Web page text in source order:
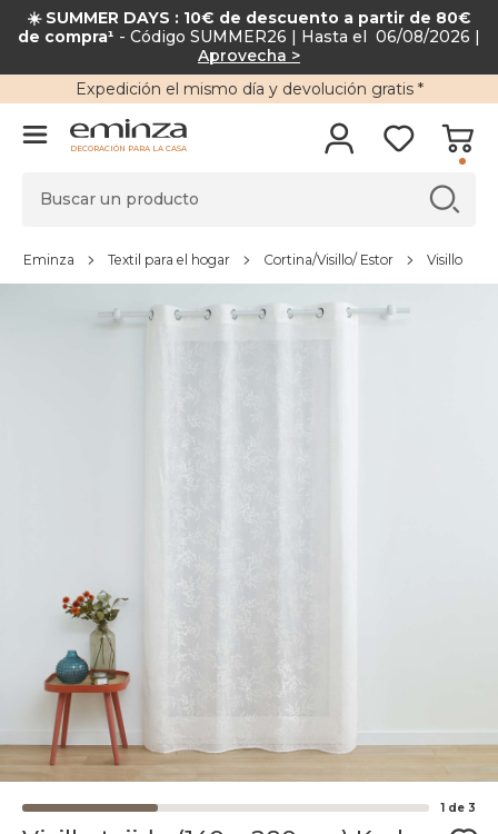
☀️ SUMMER DAYS : 10€ de descuento a partir de 80€
de compra¹ - Código SUMMER26 | Hasta el 06/08/2026 |
Aprovecha >
Expedición el mismo día y devolución gratis*
DECORACIÓN PARA LA CASA
Eminza Textil para el hogar Cortina/Visillo/ Estor Visillo
1 de 3